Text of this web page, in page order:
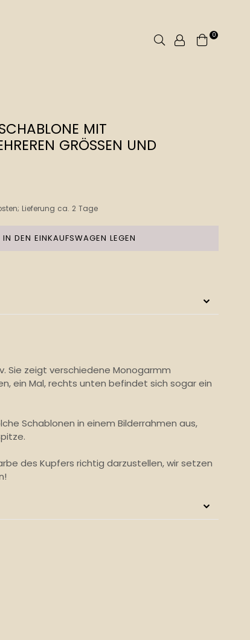
Suchen 0
MIT M
GRÖSSEN UND FO
; Lieferung ca. 2 Tage
IN DEN EINKAUFSWAGEN LEGEN
Sie zeigt verschiedene Monogarmm
ein Mal, rechts unten befindet sich sogar ein
Schablonen in einem Bilderrahmen aus,
des Kupfers richtig darzustellen, wir setzen